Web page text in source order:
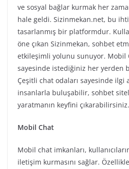
ve sosyal bağlar kurmak her
hale geldi. Sizinmekan.net, bu
tasarlanmış bir platformdur.
öne çıkan Sizinmekan, sohbet
etkileşimli yolunu sunuyor. Mobil
sayesinde istediğiniz her yerden
Çeşitli chat odaları sayesinde ilgi
insanlarla buluşabilir, sohbet
yaratmanın keyfini çıkarabilirsiniz.
Mobil Chat
Mobil chat imkanları,
iletişim kurmasını sağlar.